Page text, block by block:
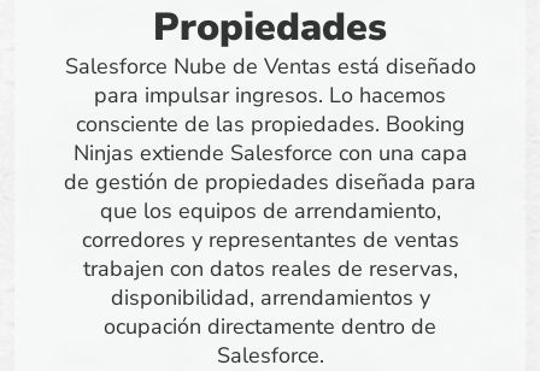
Propiedades
Salesforce Nube de Ventas está diseñado
para impulsar ingresos. Lo hacemos
consciente de las propiedades. Booking
Ninjas extiende Salesforce con una capa
de gestión de propiedades diseñada para
que los equipos de arrendamiento,
corredores y representantes de ventas
trabajen con datos reales de reservas,
disponibilidad, arrendamientos y
ocupación directamente dentro de
Salesforce.